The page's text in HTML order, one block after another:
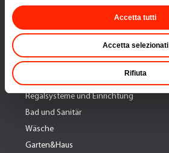
Accetta tutti
Accetta selezionati
Rifiuta
Küchen- und Haushaltshelfer
Backen
Küchen-Organisation
Regalsysteme und Einrichtung
Bad und Sanitär
Wäsche
Garten&Haus